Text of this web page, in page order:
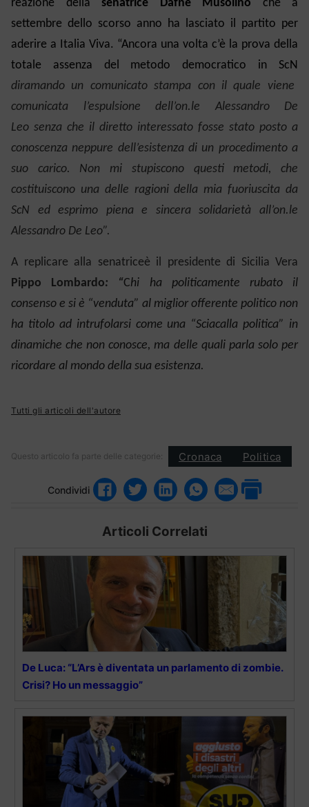
reazione della senatrice Dafne Musolino che a
settembre dello scorso anno ha lasciato il partito per
aderire a Italia Viva. “Ancora una volta c’è la prova della
totale assenza del metodo democratico in ScN
diramando un comunicato stampa con il quale viene
comunicata l’espulsione dell’on.le Alessandro De
Leo senza che il diretto interessato fosse stato posto a
conoscenza neppure dell’esistenza di un procedimento a
suo carico. Non mi stupiscono questi metodi, che
costituiscono una delle ragioni della mia fuoriuscita da
ScN ed esprimo piena e sincera solidarietà all’on.le
Alessandro De Leo”.
A replicare alla senatriceè il presidente di Sicilia Vera
Pippo Lombardo: “Chi ha politicamente rubato il
consenso e si è “venduta” al miglior offerente politico non
ha titolo ad intrufolarsi come una “Sciacalla politica” in
dinamiche che non conosce, ma delle quali parla solo per
ricordare al mondo della sua esistenza.
Tutti gli articoli dell'autore
Questo articolo fa parte delle categorie: Cronaca Politica
Condividi
Articoli Correlati
De Luca: “L’Ars è diventata un parlamento di zombie.
Crisi? Ho un messaggio”